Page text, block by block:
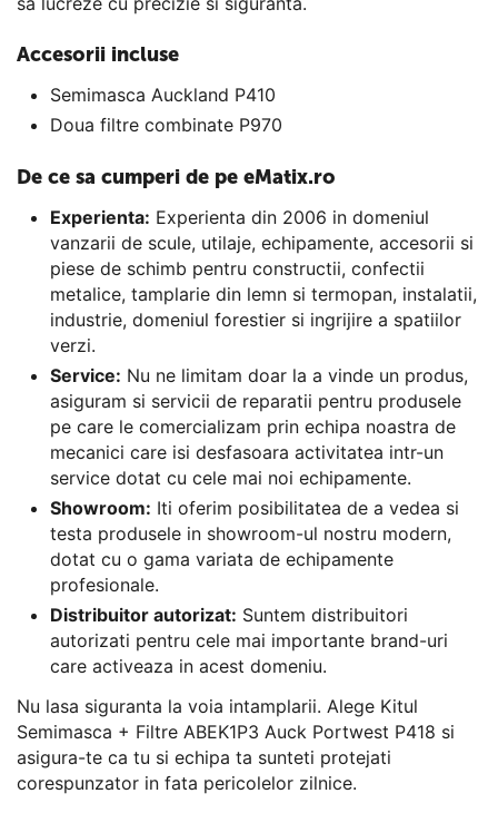
Accesorii incluse
Semimasca Auckland P410
Doua filtre combinate P970
De ce sa cumperi de pe eMatix.ro
Experienta: Experienta din 2006 in domeniul
vanzarii de scule, utilaje, echipamente, accesorii si
piese de schimb pentru constructii, confectii
metalice, tamplarie din lemn si termopan, instalatii,
industrie, domeniul forestier si ingrijire a spatiilor
verzi.
Service: Nu ne limitam doar la a vinde un produs,
asiguram si servicii de reparatii pentru produsele
pe care le comercializam prin echipa noastra de
mecanici care isi desfasoara activitatea intr-un
service dotat cu cele mai noi echipamente.
Showroom: Iti oferim posibilitatea de a vedea si
testa produsele in showroom-ul nostru modern,
dotat cu o gama variata de echipamente
profesionale.
Distribuitor autorizat: Suntem distribuitori
autorizati pentru cele mai importante brand-uri
care activeaza in acest domeniu.
Nu lasa siguranta la voia intamplarii. Alege Kitul
Semimasca + Filtre ABEK1P3 Auck Portwest P418 si
asigura-te ca tu si echipa ta sunteti protejati
corespunzator in fata pericolelor zilnice.